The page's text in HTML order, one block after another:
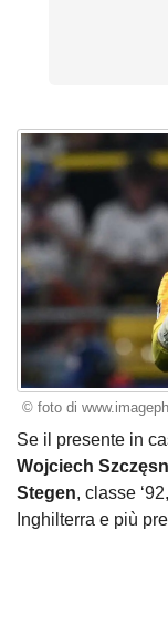
© foto di
Se il presente in
Wojciech
Stegen, classe
Inghilterra e più